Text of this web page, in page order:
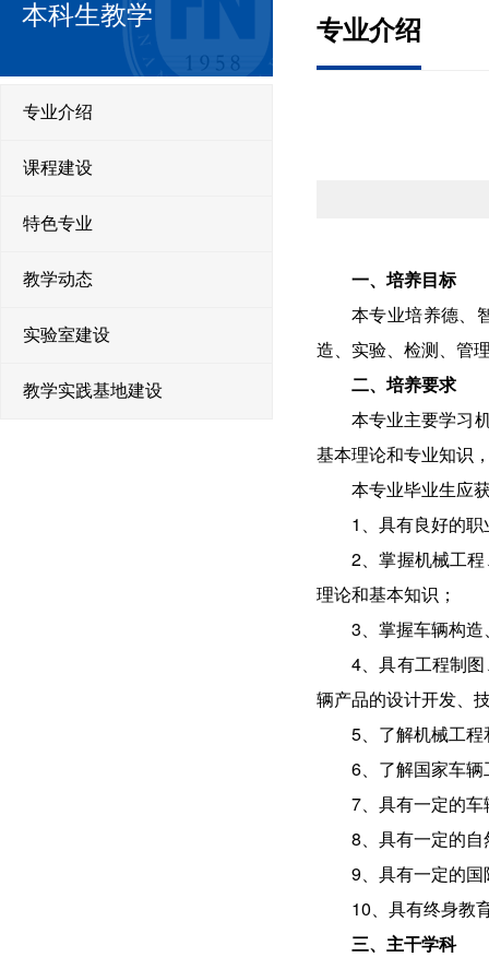
本科生教学
专业介绍
课程建设
特色专业
教学动态
实验室建设
教学实践基地建设
专业介绍
一、培养目标
本专业培养德、
造、实验、检测、管
二、培养要求
本专业主要学习
基本理论和专业知识
本专业毕业生应
1、具有良好的
2、掌握机械工
理论和基本知识；
3、掌握车辆构
4、具有工程制
辆产品的设计开发、
5、了解机械工
6、了解国家车
7、具有一定的
8、具有一定的
9、具有一定的
10、具有终身教
三、主干学科